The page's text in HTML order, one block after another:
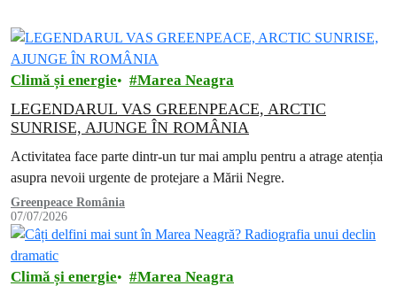
Climă și energie Marea Neagra
LEGENDARUL VAS GREENPEACE, ARCTIC
SUNRISE, AJUNGE ÎN ROMÂNIA
Activitatea face parte dintr-un tur mai amplu pentru a atrage atenția
asupra nevoii urgente de protejare a Mării Negre.
Greenpeace România
07/07/2026
Climă și energie Marea Neagra